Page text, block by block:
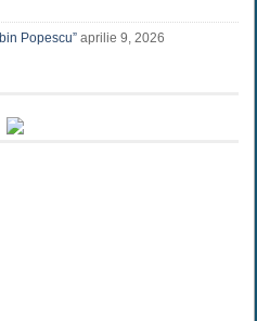
Popescu” aprilie 9, 2026